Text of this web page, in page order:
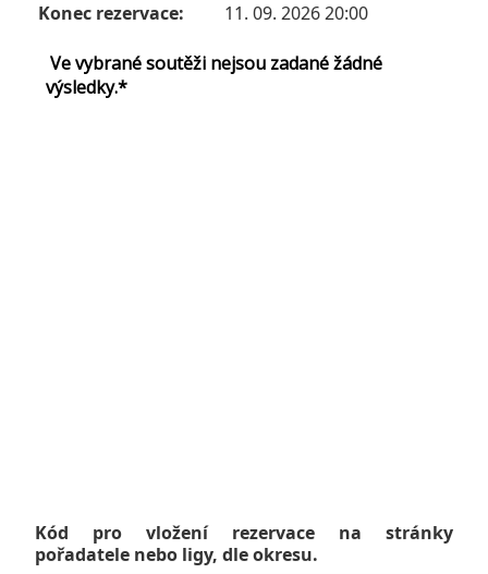
Konec rezervace:
11. 09. 2026 20:00
Kód pro vložení rezervace na stránky
pořadatele nebo ligy, dle okresu.